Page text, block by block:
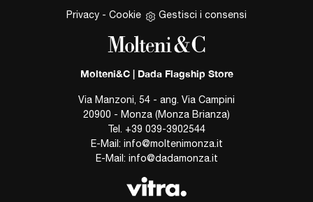
Privacy - Cookie Gestisci i consensi
Molteni&C | Dada Flagship Store
Via Manzoni, 54 - ang. Via Campini
20900 - Monza (Monza Brianza)
Tel. +39 039-3902544
E-Mail: info@moltenimonza.it
E-Mail: info@dadamonza.it